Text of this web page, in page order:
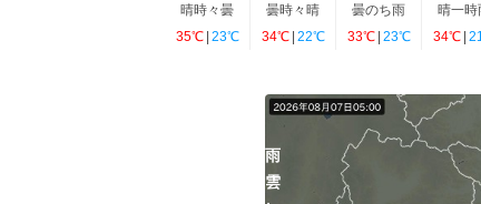
晴時々曇
35℃ 23℃
曇時々晴
34℃ 22℃
曇のち雨
33℃ 23℃
晴一時
34℃
雨
雲